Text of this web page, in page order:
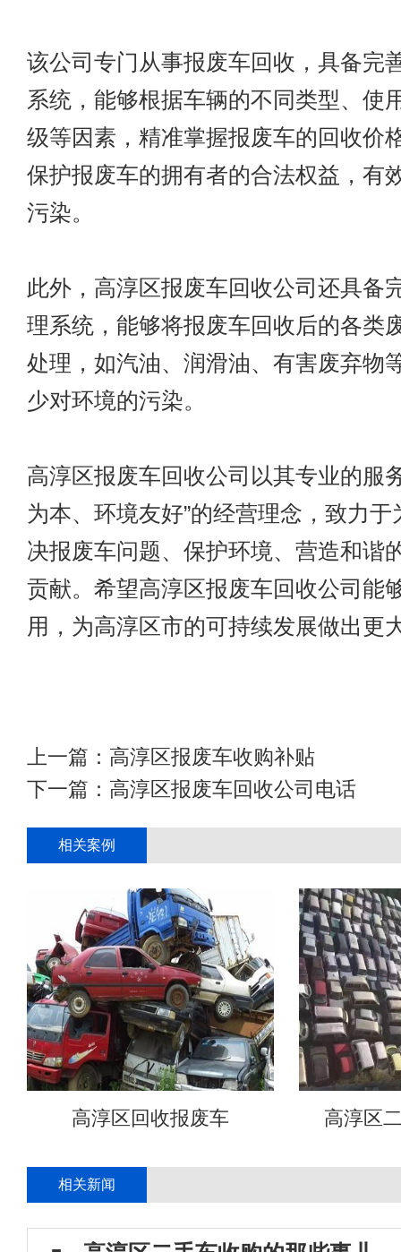
该公司专门从事报废车回收，具备完
系统，能够根据车辆的不同类型、使
级等因素，精准掌握报废车的回收价
保护报废车的拥有者的合法权益，有
污染。
此外， 高淳区报废车回收公司 还具备
理系统，能够将报废车回收后的各类
处理，如汽油、润滑油、有害废弃物
少对环境的污染。
高淳区报废车回收公司以其专业的服
为本、环境友好”的经营理念，致力
决报废车问题、保护环境、营造和谐
贡献。希望高淳区报废车回收公司能
用，为高淳区市的可持续发展做出更
上一篇： 高淳区报废车收购补贴
下一篇： 高淳区报废车回收公司电话
相关案例
高淳区回收报废车 高淳区
相关新闻